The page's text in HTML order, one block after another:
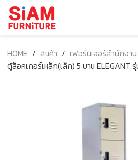
HOME / สินค้า / เฟอร์นิเจอร์สำนักงาน
ตู้ล็อคเกอร์เหล็ก(เล็ก) 5 บาน ELEGANT รุ่